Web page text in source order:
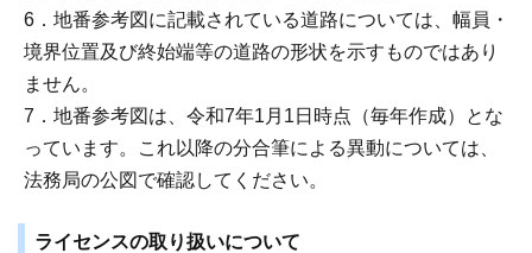
6．地番参考図に記載されている道路については、幅員・
境界位置及び終始端等の道路の形状を示すものではあり
ません。
7．地番参考図は、令和7年1月1日時点（毎年作成）とな
っています。これ以降の分合筆による異動については、
法務局の公図で確認してください。
ライセンスの取り扱いについて